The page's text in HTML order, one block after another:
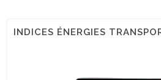
INDICES ÉNERGIES